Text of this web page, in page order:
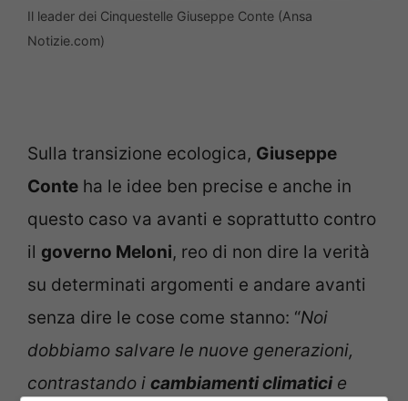
Il leader dei Cinquestelle Giuseppe Conte (Ansa
Notizie.com)
Sulla transizione ecologica, Giuseppe
Conte ha le idee ben precise e anche in
questo caso va avanti e soprattutto contro
il governo Meloni, reo di non dire la verità
su determinati argomenti e andare avanti
senza dire le cose come stanno: “Noi
dobbiamo salvare le nuove generazioni,
contrastando i cambiamenti climaticie